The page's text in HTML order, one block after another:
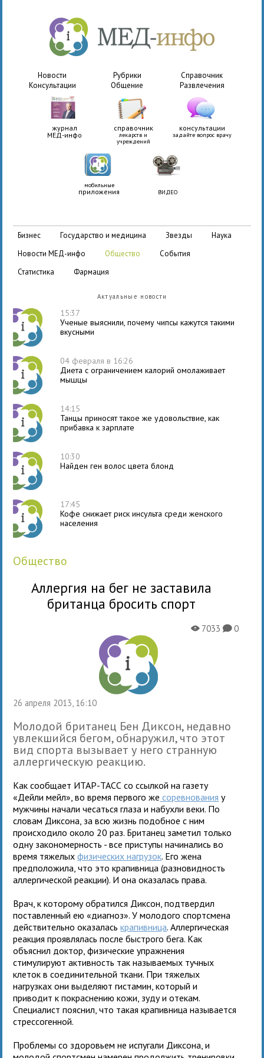
Новости Рубрики
Справочник
Консультации
Общение Развлечения
журнал
МЕД-инфо
справочник
лекарств и
учреждений
консультации
задайте вопрос врачу
мобильные
приложения ВИДЕО
бизнес государство и медицина звезды
наука
новости МЕД-инфо
общество
события
статистика
фармация
Актуальные новости
15:37
Ученые выяснили, почему чипсы кажутся такими
вкусными
04 февраля в 16:26
Диета с ограничением калорий омолаживает
мышцы
14:15
Танцы приносят такое же удовольствие, как
прибавка к зарплате
10:30
Найден ген волос цвета блонд
17:45
Кофе снижает риск инсульта среди женского
населения
общество
Аллергия на бег не заставила
британца бросить спорт
26 апреля 2013, 16:10
X7033K0
Молодой британец Бен Диксон, недавно
увлекшийся бегом, обнаружил, что этот
вид спорта вызывает у него странную
аллергическую реакцию.
Как сообщает ИТАР-ТАСС со ссылкой на газету
«Дейли мейл», во время первого же соревнования у
мужчины начали чесаться глаза и набухли веки. По
словам Диксона, за всю жизнь подобное с ним
происходило около 20 раз. Британец заметил только
одну закономерность - все приступы начинались во
время тяжелыхфизических нагрузок. Его жена
предположила, что это крапивница (разновидность
аллергической реакции). И она оказалась права.
Врач, к которому обратился Диксон, подтвердил
поставленный ею «диагноз». У молодого спортсмена
действительно оказаласькрапивница. Аллергическая
реакция проявлялась после быстрого бега. Как
объяснил доктор, физические упражнения
стимулируют активность так называемых тучных
клеток в соединительной ткани. При тяжелых
нагрузках они выделяют гистамин, который и
приводит к покраснению кожи, зуду и отекам.
Специалист пояснил, что такая крапивница называется
стрессогенной.
Проблемы со здоровьем не испугали Диксона, и